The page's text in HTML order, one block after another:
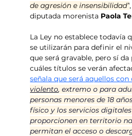
de agresión e insensibilidad”
diputada morenista Paola
La Ley no establece todavía
se utilizarán para definir el
que será gravable, pero sí da
cuáles títulos se verán
señala que será aquellos
violento, extremo o para
personas menores de 18
físico y los servicios
proporcionen en territorio
permitan el acceso o